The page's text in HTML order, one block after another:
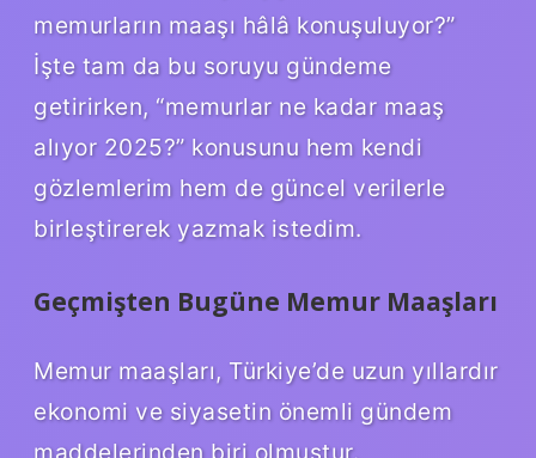
memurların maaşı hâlâ konuşuluyor?”
İşte tam da bu soruyu gündeme
getirirken, “memurlar ne kadar maaş
alıyor 2025?” konusunu hem kendi
gözlemlerim hem de güncel verilerle
birleştirerek yazmak istedim.
Geçmişten Bugüne Memur Maaşları
Memur maaşları, Türkiye’de uzun yıllardır
ekonomi ve siyasetin önemli gündem
maddelerinden biri olmuştur.